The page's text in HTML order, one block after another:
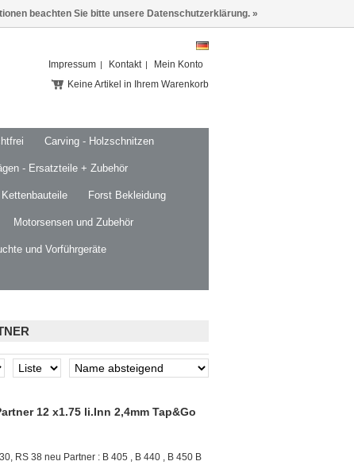
Impressum Kontakt
Mein Konto
Keine Artikel in Ihrem Warenkorb
Carving - Holzschnitzen
- Ersatzteile + Zubehör
Forst Bekleidung
Motorsensen und Zubehör
und Vorführgeräte
12 x1.75 li.Inn 2,4mm Tap&Go
RS 38 neu Partner : B 405 , B 440 , B 450 B
beachten Sie bitte unsere Datenschutzerklärung. »